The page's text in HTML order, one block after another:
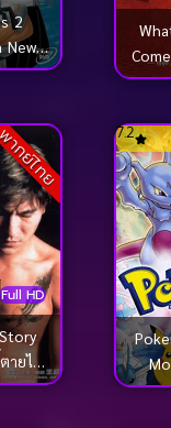
2
New
พคาฮอ
ข้าม
ย์ไทย
Full HD
ายไป
7.2